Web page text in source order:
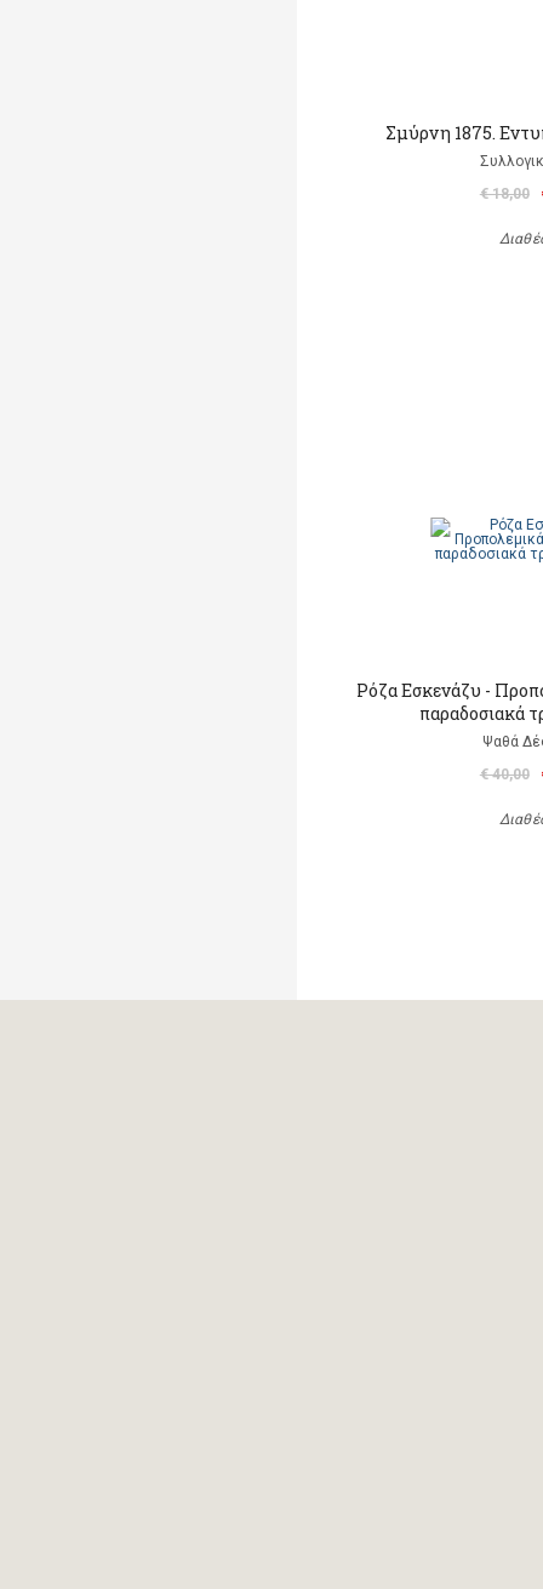
Σμύρνη 1875.
€ 18,00
Ρόζα Εσκενάζυ -
παραδοσιακά
Ψαθά
€ 40,00